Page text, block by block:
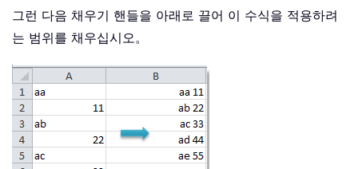
그런 다음 채우기 핸들을 아래로 끌어 이 수식을 적용하려
는 범위를 채우십시오。